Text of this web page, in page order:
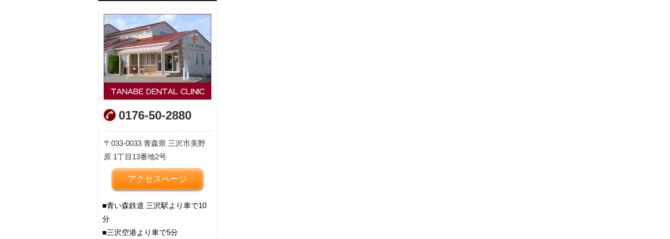
0176-50-2880
033-0033 青森県 三沢市美野
原 1丁目13番地2号
アクセスページ
■青い森鉄道 三沢駅より車で10
分
■三沢空港より車で5分